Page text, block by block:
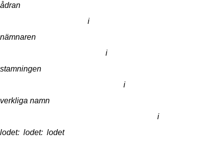
ådran
i
nämnaren
i
stamningen
i
verkliga namn
i
lodet: lodet: lodet